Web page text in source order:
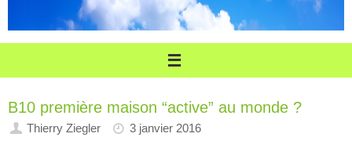
B10 première maison “active” au monde ?
Thierry Ziegler 3 janvier 2016